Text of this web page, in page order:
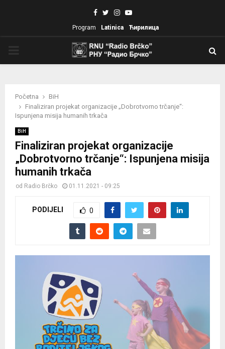
Facebook
TwitterInstagram
Youtube
Program Latinica Ћирилица
Početna
BiH
Finaliziran projekat organizacije „Dobrotvorno trčanje“:
Ispunjena misija humanih trkača
BiH
Finaliziran projekat organizacije
„Dobrotvorno trčanje“: Ispunjena misija
humanih trkača
od Radio Brčko 01.11.2021 - 09:25
PODIJELI 0